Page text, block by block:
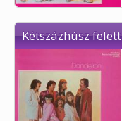
Kétszázhúsz felett